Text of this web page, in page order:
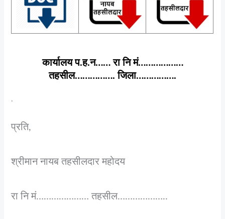
कार्यालय प.ह.न…… रा नि मं………………
तहसील……………. जिला…………….
.
प्रति,
श्रीमान नायब तहसीलदार महोदय
रा नि मं………………… तहसील………………..